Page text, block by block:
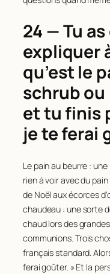
24 — Tu
expliquer
qu’est le
schrub
et tu finis
je te ferai
Le pain au beurre :
rien à voir avec du
de Noël aux écorces
chaudeau : une sorte
chaud lors des
communions. Trois
français standard.
ferai goûter. » Et la